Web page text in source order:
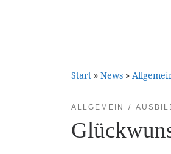
Start » News »
ALLGEMEIN